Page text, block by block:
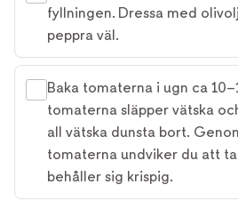
fyllningen. Dressa med
peppra väl.
Baka tomaterna i ugn ca
tomaterna släpper vätska
all vätska dunsta bort.
tomaterna undviker du att
behåller sig krispig.